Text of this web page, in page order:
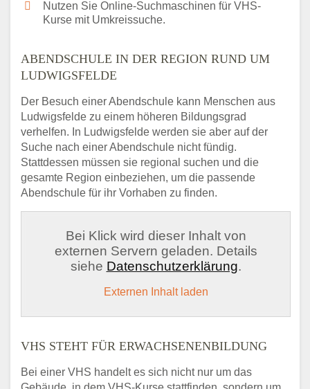
Nutzen Sie Online-Suchmaschinen für VHS-
Kurse mit Umkreissuche.
ABENDSCHULE IN DER REGION RUND UM
LUDWIGSFELDE
Der Besuch einer Abendschule kann Menschen aus
Ludwigsfelde zu einem höheren Bildungsgrad
verhelfen. In Ludwigsfelde werden sie aber auf der
Suche nach einer Abendschule nicht fündig.
Stattdessen müssen sie regional suchen und die
gesamte Region einbeziehen, um die passende
Abendschule für ihr Vorhaben zu finden.
Bei Klick wird dieser Inhalt von
externen Servern geladen. Details
siehe Datenschutzerklärung.
Externen Inhalt laden
VHS STEHT FÜR ERWACHSENENBILDUNG
Bei einer VHS handelt es sich nicht nur um das